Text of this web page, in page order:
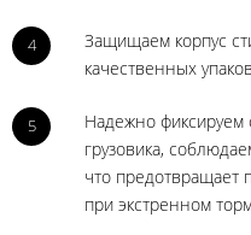
4
Защищаем корпус
качественных
5
Надежно фиксируем
грузовика,
что
при экстренном